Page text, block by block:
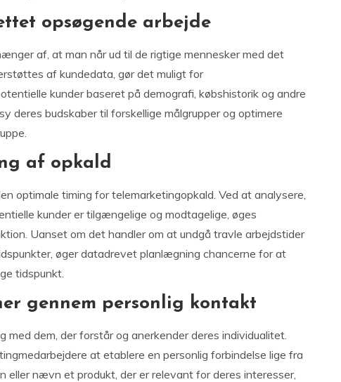
opsøgende arbejde
af, at man når ud til de rigtige mennesker med det
af kundedata, gør det muligt for
kunder baseret på demografi, købshistorik og andre
deres budskaber til forskellige målgrupper og optimere
af opkald
optimale timing for telemarketingopkald. Ved at analysere,
kunder er tilgængelige og modtagelige, øges
Uanset om det handler om at undgå travle arbejdstider
øger datadrevet planlægning chancerne for at
tidspunkt.
gennem personlig kontakt
med dem, der forstår og anerkender deres individualitet.
at etablere en personlig forbindelse lige fra
eller nævn et produkt, der er relevant for deres interesser,